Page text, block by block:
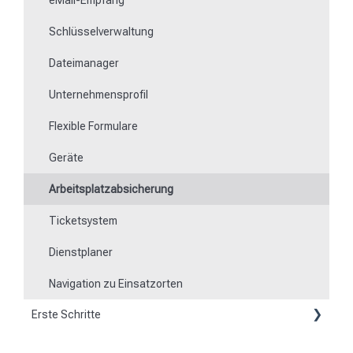
Schlüsselverwaltung
Dateimanager
Unternehmensprofil
Flexible Formulare
Geräte
Arbeitsplatzabsicherung
Ticketsystem
Dienstplaner
Navigation zu Einsatzorten
Erste Schritte